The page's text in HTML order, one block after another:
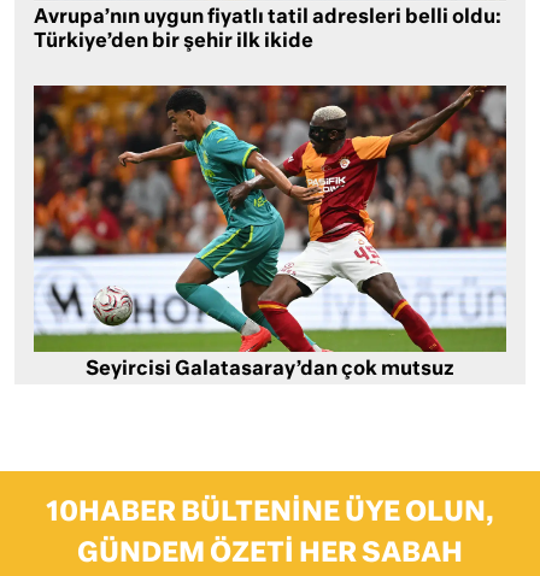
Avrupa’nın uygun fiyatlı tatil adresleri belli oldu:
Türkiye’den bir şehir ilk ikide
Seyircisi Galatasaray’dan çok mutsuz
10HABER BÜLTENINE ÜYE OLUN,
GÜNDEM ÖZETI HER SABAH